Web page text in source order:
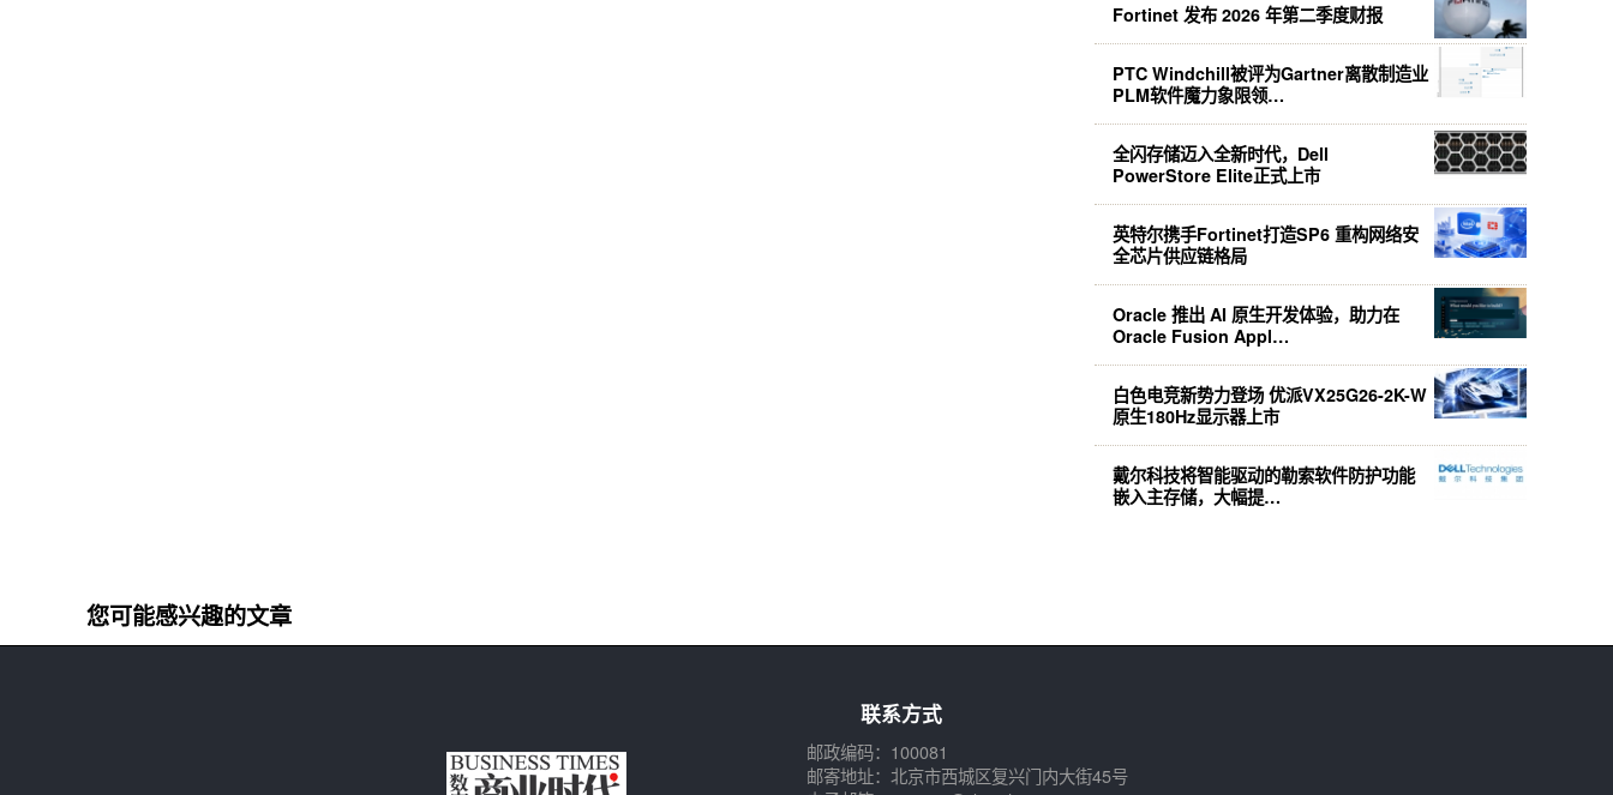
Fortinet 发布 2026 年第二季度财报
PTC Windchill被评为Gartner离散制造业
PLM软件魔力象限领…
全闪存储迈入全新时代，Dell
PowerStore Elite正式上市
英特尔携手Fortinet打造SP6 重构网络安
全芯片供应链格局
Oracle 推出 AI 原生开发体验，助力在
Oracle Fusion Appl…
白色电竞新势力登场 优派VX25G26-2K-W
原生180Hz显示器上市
戴尔科技将智能驱动的勒索软件防护功能
嵌入主存储，大幅提…
您可能感兴趣的文章
联系方式
邮政编码：100081
邮寄地址：北京市西城区复兴门内大街45号